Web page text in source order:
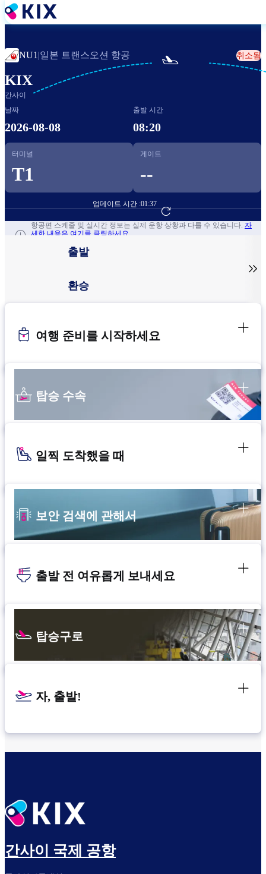
주
요
텐
츠
건
너
뛰
기
NU1 |일본 트랜스오션 항공 취소됨
KIX
간사이

날짜
2026-08-08
출발 시간
08:20
터미널
T1
게이트
--
업데이트 시간 :01:37
항공편 예약하기
항공편 스케줄 및 실시간 정보는 실제 운항 상황과 다를 수 있습니다. 자
세한 내용은 여기를 클릭하세요.
출발
환승

여행 준비를 시작하세요
탑승 수속
일찍 도착했을 때
보안 검색에 관해서
출발 전 여유롭게 보내세요
탑승구로
자, 출발!
간사이 국제 공항